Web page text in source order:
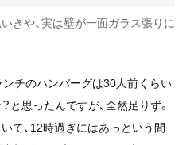
や、実は壁が一面ガラス張りに
ンチのハンバーグは30人前くらい
思ったんですが、全然足りず。
て、12時過ぎにはあっという間